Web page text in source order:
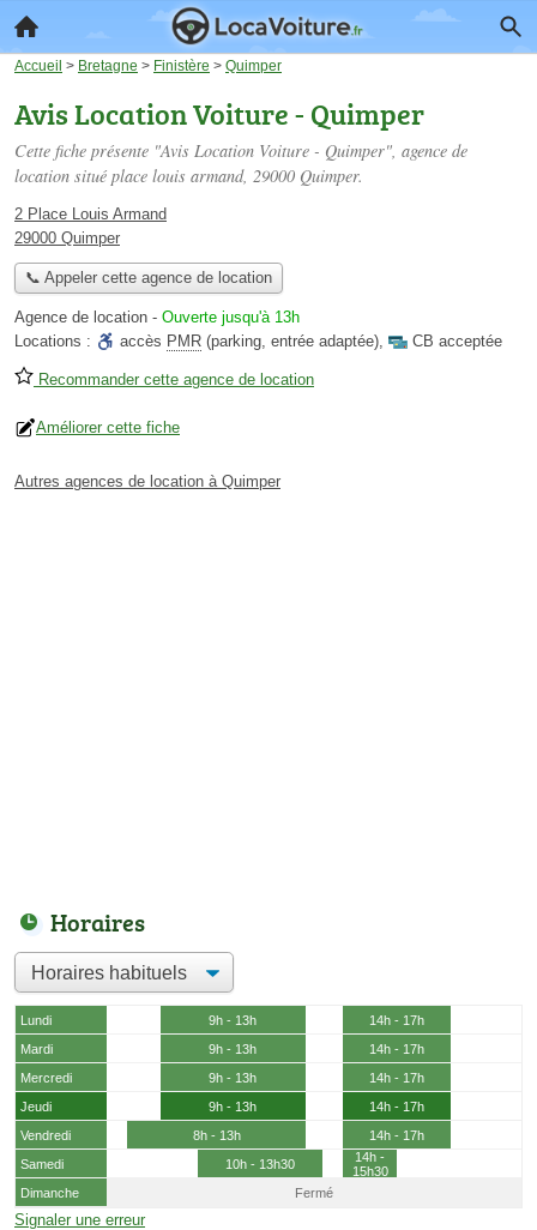
Accueil > Bretagne > Finistère > Quimper
Avis Location Voiture - Quimper
Cette fiche présente "Avis Location Voiture - Quimper", agence de
location situé place louis armand, 29000 Quimper.
2 Place Louis Armand
29000 Quimper
📞 Appeler cette agence de location
Agence de location - Ouverte jusqu'à 13h
Locations :
accès PMR (parking, entrée adaptée), CB acceptée
Recommander cette agence de location
Améliorer cette fiche
Autres agences de location à Quimper
Horaires
Lundi 9h - 13h
14h - 17h
Mardi
9h - 13h
14h - 17h
Mercredi
9h - 13h
14h - 17h
Jeudi
9h - 13h
14h - 17h
Vendredi
8h - 13h
14h - 17h
Samedi
10h - 13h30
14h -
15h30
Dimanche
Fermé
Signaler une erreur